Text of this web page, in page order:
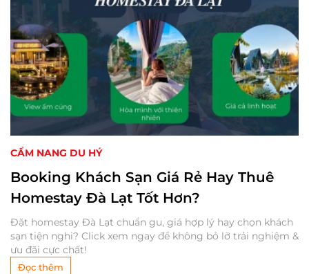
CẨM NANG DU HÝ
Booking Khách Sạn Giá Rẻ Hay Thuê
Homestay Đà Lạt Tốt Hơn?
Đặt homestay Đà Lạt chuẩn gu, giá hợp lý hay chọn khách
sạn tiện nghi? Click xem ngay để không bỏ lỡ trải nghiệm &
ưu đãi cực chất!
Đọc thêm